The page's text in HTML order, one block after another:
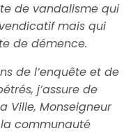
de vandalisme qui
mais qui
de démence.
de l’enquête et de
j’assure de
Ville, Monseigneur
la communauté